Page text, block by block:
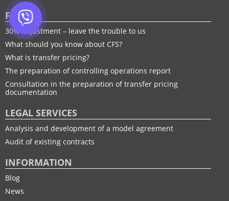
FTP
30% adjustment – leave the trouble to us
What should you know about CFS?
What is transfer pricing?
The preparation of controlling operations report
Consultation in the preparation of transfer pricing
documentation
LEGAL SERVICES
Analysis and development of a model agreement
Audit of existing contracts
INFORMATION
Blog
News